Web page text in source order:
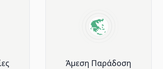
Άμεση Παράδοση